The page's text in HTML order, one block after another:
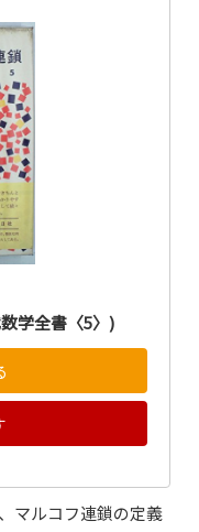
学全書〈5〉)
マルコフ連鎖の定義